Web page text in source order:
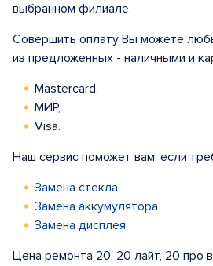
выбранном филиале.
Совершить оплату Вы можете
из предложенных - наличными и
Mastercard,
МИР,
Visa.
Наш сервис поможет вам, если
Замена стекла
Замена аккумулятора
Замена дисплея
Цена ремонта 20, 20 лайт, 20 про